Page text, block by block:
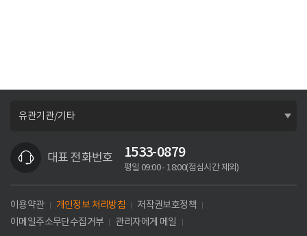
대표 전화번호 1533-0879
평일 09:00 - 18:00(점심시간 제외)
이용약관 개인정보 처리방침
저작권보호정책
이메일주소무단수집거부
관리자에게 메일